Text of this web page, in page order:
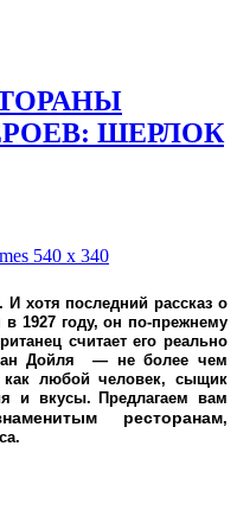
ШЕРЛОК
И хотя последний рассказ о
1927 году, он по-прежнему
считает его реально
Дойля — не более чем
как любой человек, сыщик
и вкусы. Предлагаем вам
ресторанам,